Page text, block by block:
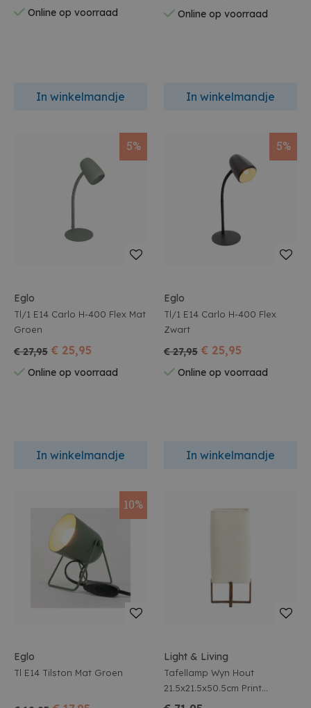
Online op voorraad
In winkelmandje
Online op voorraad
In winkelmandje
5%
Eglo
Tl/1 E14 Carlo H-400 Flex Mat
Groen
€ 27,95 € 25,95
Online op voorraad
In winkelmandje
5%
Eglo
Tl/1 E14 Carlo H-400 Flex
Zwart
€ 27,95 € 25,95
Online op voorraad
In winkelmandje
10%
Eglo
Tl E14 Tilston Mat Groen
Light & Living
Tafellamp Wyn Hout
21.5x21.5x50.5cm Print
Donkerbruin + Creme